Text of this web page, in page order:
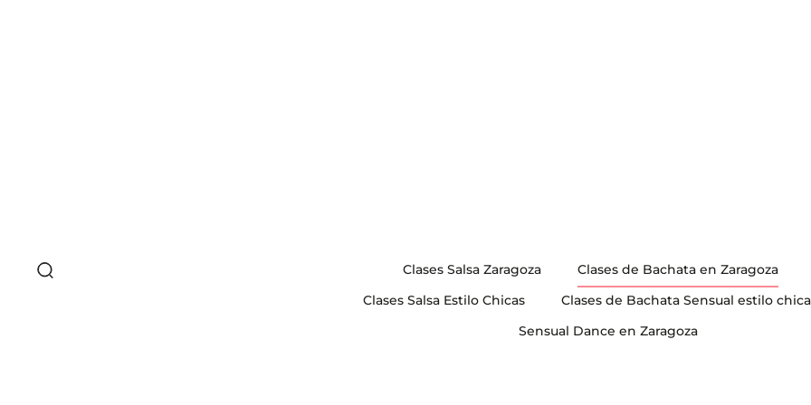
Clases Salsa Zaragoza
Clases de Bachata en Zaragoza
Clases Salsa Estilo Chicas
Clases de Bachata Sensual estilo
Sensual Dance en Zaragoza